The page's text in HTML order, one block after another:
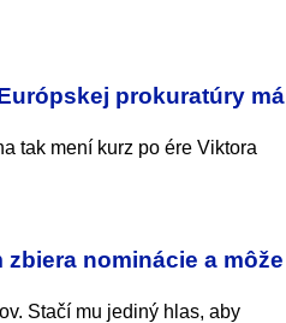
prokuratúry má
tak mení kurz po ére Viktora
nominácie a môže
Stačí mu jediný hlas, aby